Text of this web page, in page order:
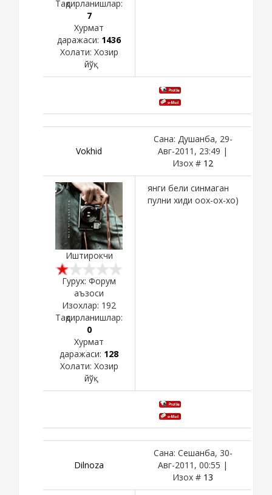
Тақдирланишлар:
7
Хурмат
даражаси: 1436
Холати: Хозир
йўқ
Vokhid
Сана: Душанба, 29-
Авг-2011, 23:49 |
Изох # 12
Иштирокчи
Гурух: Форум
аъзоси
Изохлар: 192
Тақдирланишлар:
0
Хурмат
даражаси: 128
Холати: Хозир
йўқ
янги бели синмаган
пулни хиди оох-ох-хо)
Dilnoza
Сана: Сешанба, 30-
Авг-2011, 00:55 |
Изох # 13